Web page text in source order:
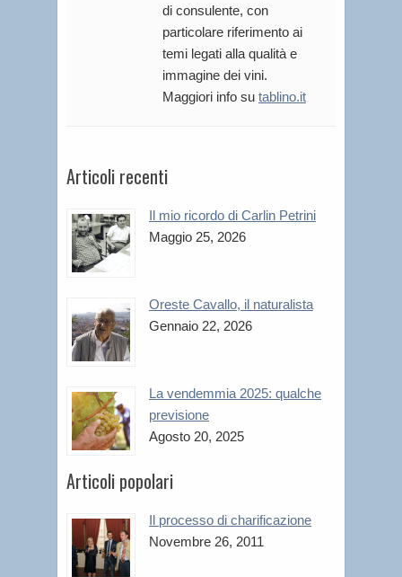
di consulente, con
particolare riferimento ai
temi legati alla qualità e
immagine dei vini.
Maggiori info su tablino.it
Articoli recenti
Il mio ricordo di Carlin Petrini
Maggio 25, 2026
Oreste Cavallo, il naturalista
Gennaio 22, 2026
La vendemmia 2025: qualche
previsione
Agosto 20, 2025
Articoli popolari
Il processo di charificazione
Novembre 26, 2011